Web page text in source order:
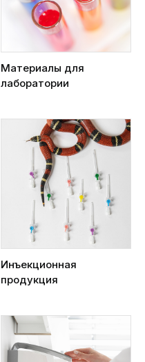
Материалы для
лаборатории
Инъекционная
продукция